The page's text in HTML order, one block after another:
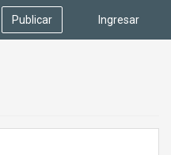
Ingresar
Publicar